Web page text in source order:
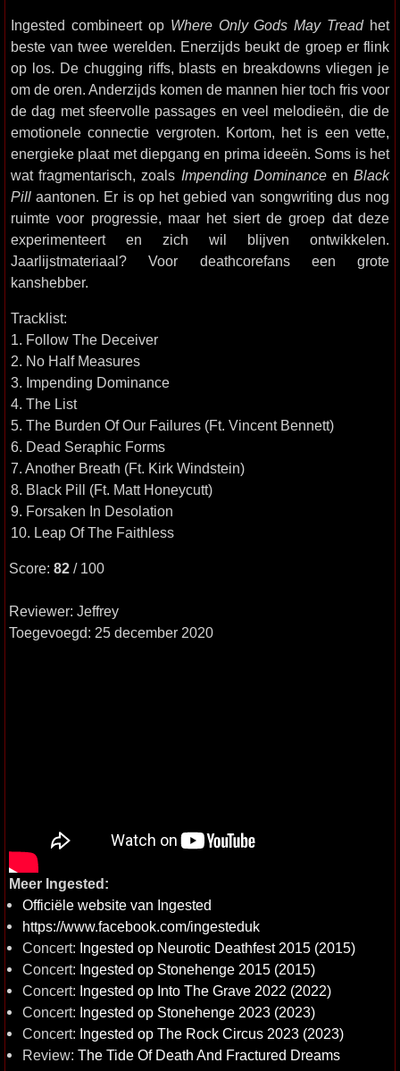
Ingested combineert op Where Only Gods May Treadhet
beste van twee werelden. Enerzijds beukt de groep er flink
op los. De chugging riffs, blasts en breakdowns vliegen je
om de oren. Anderzijds komen de mannen hier toch fris voor
de dag met sfeervolle passages en veel melodieën, die de
emotionele connectie vergroten. Kortom, het is een vette,
energieke plaat met diepgang en prima ideeën. Soms is het
wat fragmentarisch, zoals Impending DominanceenBlack
Pill aantonen. Er is op het gebied van songwriting dus nog
ruimte voor progressie, maar het siert de groep dat deze
experimenteert en zich wil blijven ontwikkelen.
Jaarlijstmateriaal? Voor deathcorefans een grote
kanshebber.
Tracklist:
1. Follow The Deceiver
2. No Half Measures
3. Impending Dominance
4. The List
5. The Burden Of Our Failures (Ft. Vincent Bennett)
6. Dead Seraphic Forms
7. Another Breath (Ft. Kirk Windstein)
8. Black Pill (Ft. Matt Honeycutt)
9. Forsaken In Desolation
10. Leap Of The Faithless
Score: 82 / 100
Reviewer: Jeffrey
Toegevoegd: 25 december 2020
Meer Ingested:
Officiële website van Ingested
https://www.facebook.com/ingesteduk
Concert: Ingested op Neurotic Deathfest 2015 (2015)
Concert: Ingested op Stonehenge 2015 (2015)
Concert: Ingested op Into The Grave 2022 (2022)
Concert: Ingested op Stonehenge 2023 (2023)
Concert: Ingested op The Rock Circus 2023 (2023)
Review: The Tide Of Death And Fractured Dreams